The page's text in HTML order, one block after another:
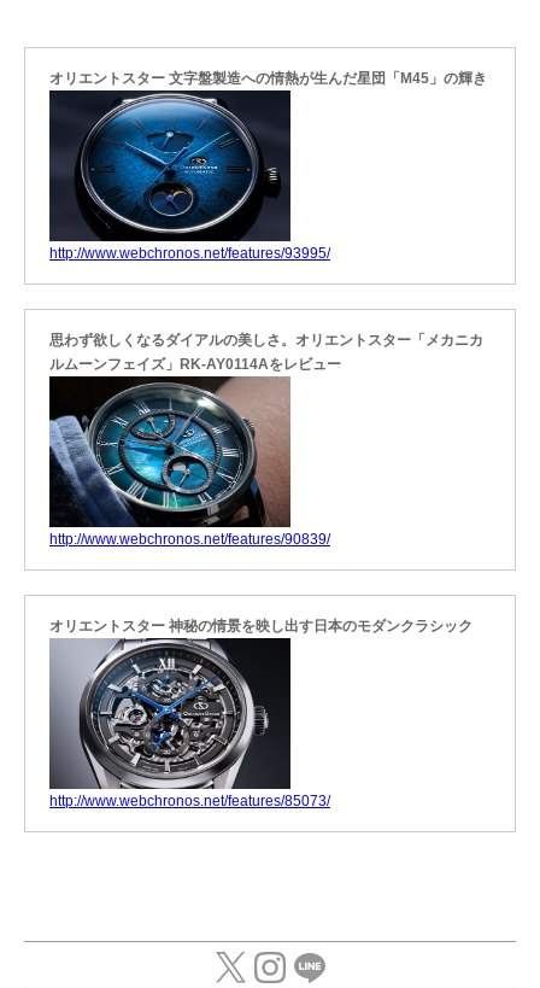
オリエントスター 文字盤製造への情熱が生んだ星団「M45」の輝き
http://www.webchronos.net/features/93995/
思わず欲しくなるダイアルの美しさ。オリエントスター「メカニカ
ルムーンフェイズ」RK-AY0114Aをレビュー
http://www.webchronos.net/features/90839/
オリエントスター 神秘の情景を映し出す日本のモダンクラシック
http://www.webchronos.net/features/85073/